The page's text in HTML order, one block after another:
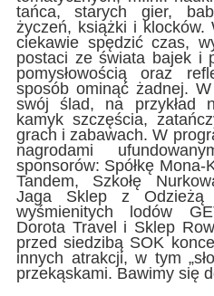
tańca, starych gier,
życzeń, książki i klocków.
ciekawie spędzić czas,
postaci ze świata bajek i
pomysłowością oraz
sposób ominąć żadnej.
swój ślad, na przykład
kamyk szczęścia,
grach i zabawach. W
nagrodami
sponsorów: Spółkę
Tandem, Szkołę
Jaga Sklep z Odzieżą
wyśmienitych lodów
Dorota Travel i Sklep
przed siedzibą SOK
innych atrakcji, w tym
przekąskami. Bawimy się